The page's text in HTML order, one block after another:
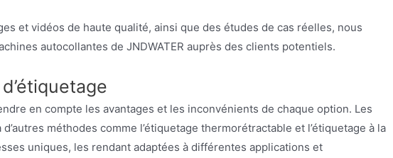
et vidéos de haute qualité, ainsi que des études de cas réelles, nous
autocollantes de JNDWATER auprès des clients potentiels.
en compte les avantages et les inconvénients de chaque option. Les
méthodes comme l’étiquetage thermorétractable et l’étiquetage à la
uniques, les rendant adaptées à différentes applications et